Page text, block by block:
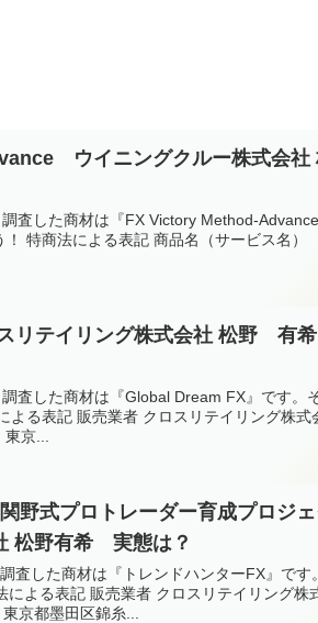
ウイニングクルー株式会
査した商材は『FX Victory Method-
！ 特商法による表記 商品名（サービス名
リテイリング株式会社 松野 有
査した商材は『Global Dream FX』です。
よる表記 販売業者 クロスリテイリング株式
京...
関野式プロトレーダー育成プロジ
松野有希 実態は？
査した商材は『トレンドハンターFX』です
による表記 販売業者 クロスリテイリング株
京都墨田区錦糸...